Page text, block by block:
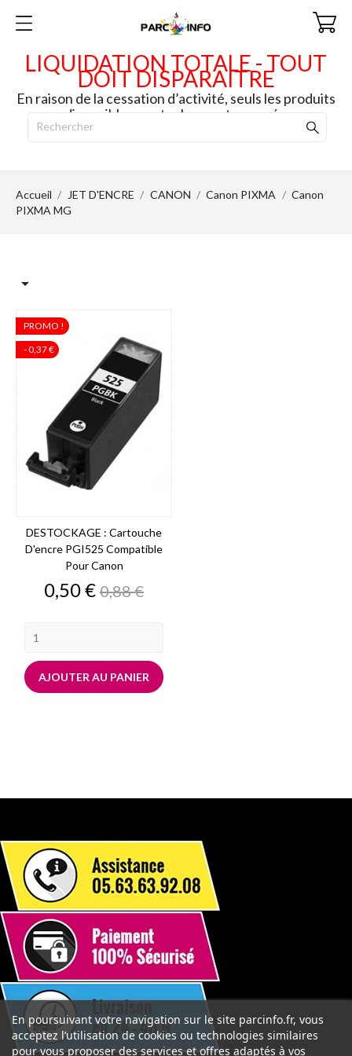
LIQUIDATION TOTALE - TOUT
DOIT DISPARAITRE
En raison de la cessation d’activité, seuls les produits
disponibles en stock seront envoyés.
Accueil JET D'ENCRE CANON Canon PIXMA
Canon
PIXMA MG

DESTOCKAGE : Cartouche
D'encre PGI525 Compatible
Pour Canon
Prix
0,50 €Prix
de
0,88 €
AJOUTER AU PANIER
PROMO !
- 0,37 €
En poursuivant votre navigation sur le site parcinfo.fr, vous
acceptez l’utilisation de cookies ou technologies similaires
pour vous proposer des services et offres adaptés à vos